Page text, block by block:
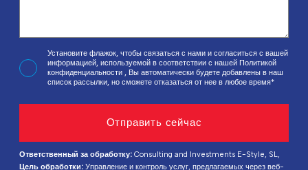
Установите флажок, чтобы связаться с нами и согласиться с вашей
информацией, используемой в соответствии с нашей Политикой
конфиденциальности , Вы автоматически будете добавлены в наш
список рассылки, но сможете отказаться от нее в любое время*
Ответственный за обработку: Consulting and Investments E-Style, SL,
Цель обработки: Управление и контроль услуг, предлагаемых через веб-